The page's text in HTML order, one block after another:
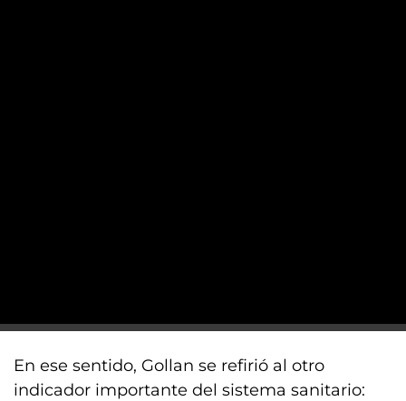
En ese sentido, Gollan se refirió al otro
indicador importante del sistema sanitario: